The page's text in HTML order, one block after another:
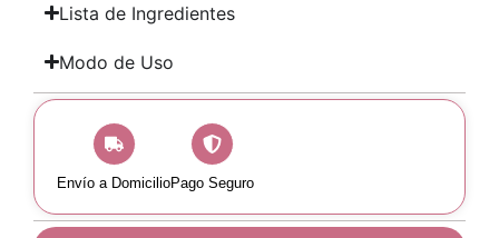
Lista de Ingredientes
Modo de Uso
Envío a DomicilioPago Seguro